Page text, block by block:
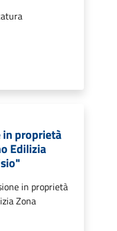
in proprietà
Edilizia
in proprietà
Zona